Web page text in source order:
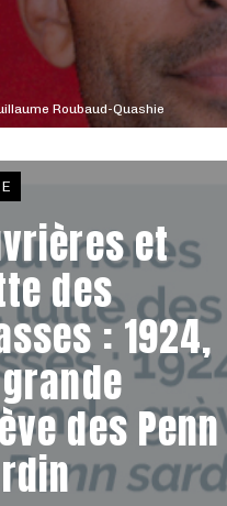
Roubaud-Quashie
et
des
: 1924,
des Penn